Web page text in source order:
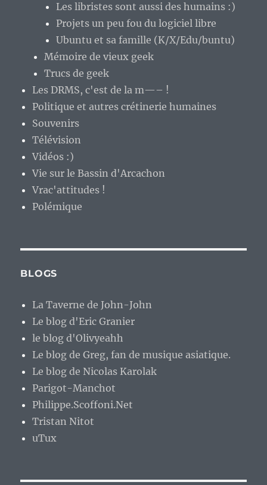
Les libristes sont aussi des humains :)
Projets un peu fou du logiciel libre
Ubuntu et sa famille (K/X/Edu/buntu)
Mémoire de vieux geek
Trucs de geek
Les DRMS, c'est de la m—– !
Politique et autres crétinerie humaines
Souvenirs
Télévision
Vidéos :)
Vie sur le Bassin d'Arcachon
Vrac'attitudes !
Polémique
BLOGS
La Taverne de John-John
Le blog d'Eric Granier
le blog d'Olivyeahh
Le blog de Greg, fan de musique asiatique.
Le blog de Nicolas Karolak
Parigot-Manchot
Philippe.Scoffoni.Net
Tristan Nitot
uTux